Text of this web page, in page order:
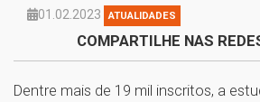
01.02.2023 ATUALIDADES
COMPARTILHE NAS
Dentre mais de 19 mil inscritos, a